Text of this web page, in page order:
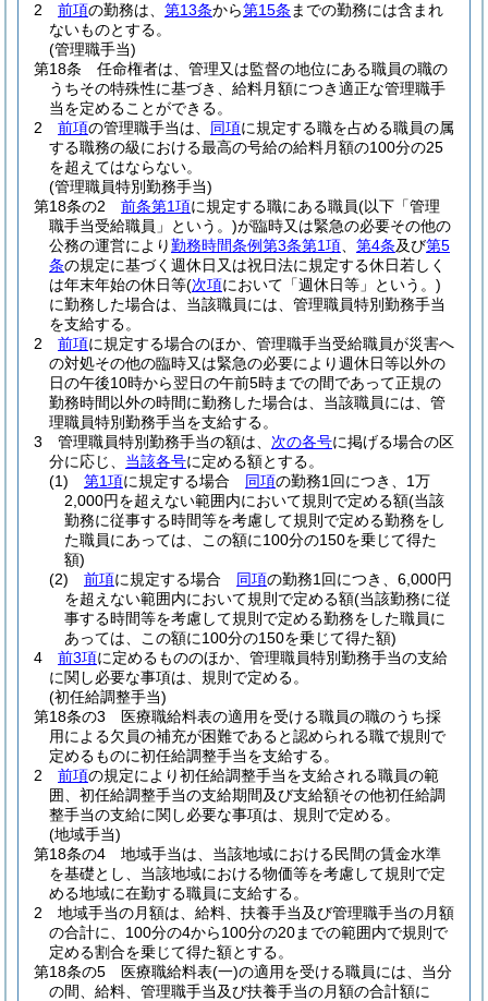
2
前項の勤務は、 第13条から第15条 までの勤務には含まれ
ないものとする。
(管理職手当)
第18条
任命権者は、管理又は監督の地位にある職員の職の
うちその特殊性に基づき、給料月額につき適正な管理職手
当を定めることができる。
2
前項の管理職手当は、 同項に規定する職を占める職員の属
する職務の級における最高の号給の給料月額の100分の25
を超えてはならない。
(管理職員特別勤務手当)
第18条の2
前条第1項に規定する職にある職員(以下「管理
職手当受給職員」という。)が臨時又は緊急の必要その他の
公務の運営により勤務時間条例第3条第1項 第4条及び第5
条の規定に基づく週休日又は祝日法に規定する休日若しく
は年末年始の休日等(次項において「週休日等」という。)
に勤務した場合は、当該職員には、管理職員特別勤務手当
を支給する。
2
前項に規定する場合のほか、管理職手当受給職員が災害へ
の対処その他の臨時又は緊急の必要により週休日等以外の
日の午後10時から翌日の午前5時までの間であって正規の
勤務時間以外の時間に勤務した場合は、当該職員には、管
理職員特別勤務手当を支給する。
3
管理職員特別勤務手当の額は、 次の各号に掲げる場合の区
分に応じ、 当該各号に定める額とする。
(1)
第1項に規定する場合 同項の勤務1回につき、1万
2,000円を超えない範囲内において規則で定める額(当該
勤務に従事する時間等を考慮して規則で定める勤務をし
た職員にあっては、この額に100分の150を乗じて得た
額)
(2)
前項に規定する場合 同項の勤務1回につき、6,000円
を超えない範囲内において規則で定める額(当該勤務に従
事する時間等を考慮して規則で定める勤務をした職員に
あっては、この額に100分の150を乗じて得た額)
4
前3項に定めるもののほか、管理職員特別勤務手当の支給
に関し必要な事項は、規則で定める。
(初任給調整手当)
第18条の3
医療職給料表の適用を受ける職員の職のうち採
用による欠員の補充が困難であると認められる職で規則で
定めるものに初任給調整手当を支給する。
2
前項の規定により初任給調整手当を支給される職員の範
囲、初任給調整手当の支給期間及び支給額その他初任給調
整手当の支給に関し必要な事項は、規則で定める。
(地域手当)
第18条の4
地域手当は、当該地域における民間の賃金水準
を基礎とし、当該地域における物価等を考慮して規則で定
める地域に在勤する職員に支給する。
2
地域手当の月額は、給料、扶養手当及び管理職手当の月額
の合計に、100分の4から100分の20までの範囲内で規則で
定める割合を乗じて得た額とする。
第18条の5
医療職給料表(一)の適用を受ける職員には、当分
の間、給料、管理職手当及び扶養手当の月額の合計額に